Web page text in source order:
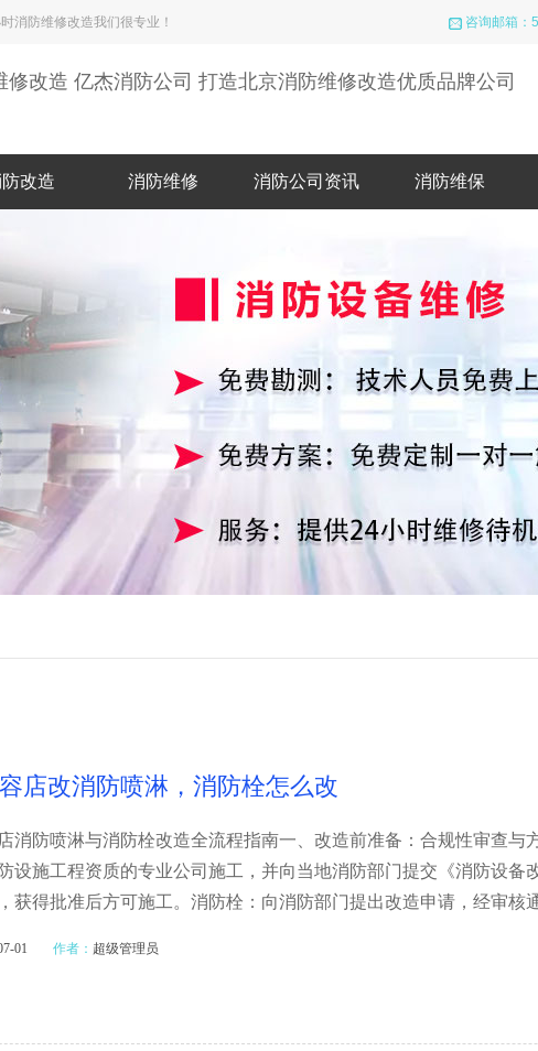
消防维修改造我们很专业！ 咨询邮箱：
修改造 亿杰消防公司 打造北京消防维修改造优质品牌公司
改造 消防维修 消防公司资讯 消防维保
店改消防喷淋，消防栓怎么改
消防喷淋与消防栓改造全流程指南一、改造前准备：合规性审查与
设施工程资质的专业公司施工，并向当地消防部门提交《消防设备
获得批准后方可施工。消防栓：向消防部门提出改造申请，经审核
01 作者： 超级管理员